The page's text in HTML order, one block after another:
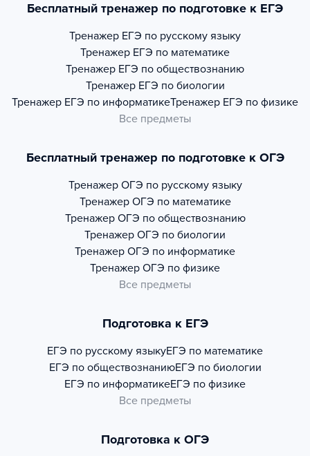
Бесплатный тренажер по подготовке к ЕГЭ
Тренажер ЕГЭ по русскому языку
Тренажер ЕГЭ по математике
Тренажер ЕГЭ по обществознанию
Тренажер ЕГЭ по биологии
Тренажер ЕГЭ по информатикеТренажер ЕГЭ по физике
Все предметы
Бесплатный тренажер по подготовке к ОГЭ
Тренажер ОГЭ по русскому языку
Тренажер ОГЭ по математике
Тренажер ОГЭ по обществознанию
Тренажер ОГЭ по биологии
Тренажер ОГЭ по информатике
Тренажер ОГЭ по физике
Все предметы
Подготовка к ЕГЭ
ЕГЭ по русскому языкуЕГЭ по математике
ЕГЭ по обществознаниюЕГЭ по биологии
ЕГЭ по информатикеЕГЭ по физике
Все предметы
Подготовка к ОГЭ